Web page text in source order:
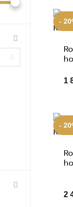
(18)
-
1
-
2